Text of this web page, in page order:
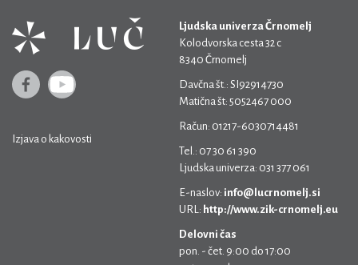
Izjava o kakovosti
Ljudska univerza Črnomelj
Kolodvorska cesta 32 c
8340 Črnomelj
Davčna št.: SI92914730
Matična št: 5052467 000
Račun: 01217-6030714481
Tel.: 07 30 61 390
Ljudska univerza: 031 377 061
E-naslov: info@lucrnomelj.si
URL: http://www.zik-crnomelj.eu
Delovni čas
pon. - čet. 9:00 do 17:00